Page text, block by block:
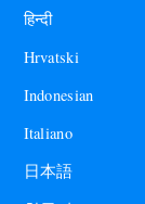
हिन्दी
Hrvatski
Indonesian
Italiano
日本語